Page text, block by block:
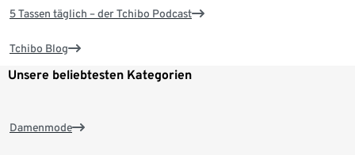
5 Tassen täglich – der Tchibo Podcast
Tchibo Blog
Unsere beliebtesten Kategorien
Damenmode